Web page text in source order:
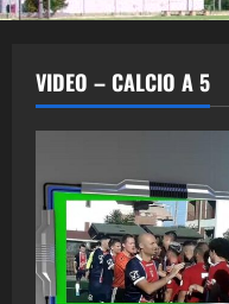
VIDEO – CALCIO A 5